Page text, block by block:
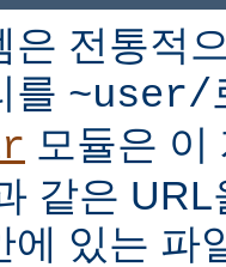
은 전통적
를 ~user/
모듈은
같은
에 있는 파